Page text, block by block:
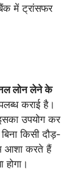
में ट्रांसफर
लोन लेने के
कराई है।
उपयोग कर
किसी दौड़-
आशा करते हैं